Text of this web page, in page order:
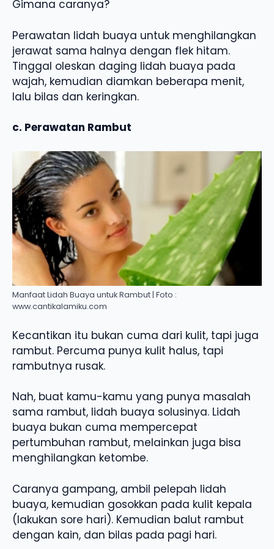
Gimana caranya?
Perawatan lidah buaya untuk menghilangkan
jerawat sama halnya dengan flek hitam.
Tinggal oleskan daging lidah buaya pada
wajah, kemudian diamkan beberapa menit,
lalu bilas dan keringkan.
c. Perawatan Rambut
Manfaat Lidah Buaya untuk Rambut | Foto :
www.cantikalamiku.com
Kecantikan itu bukan cuma dari kulit, tapi juga
rambut. Percuma punya kulit halus, tapi
rambutnya rusak.
Nah, buat kamu-kamu yang punya masalah
sama rambut, lidah buaya solusinya. Lidah
buaya bukan cuma mempercepat
pertumbuhan rambut, melainkan juga bisa
menghilangkan ketombe.
Caranya gampang, ambil pelepah lidah
buaya, kemudian gosokkan pada kulit kepala
(lakukan sore hari). Kemudian balut rambut
dengan kain, dan bilas pada pagi hari.